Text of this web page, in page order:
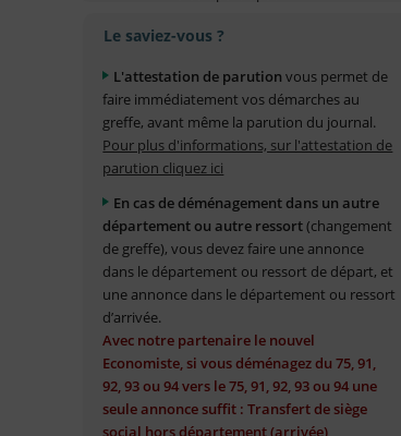
Le saviez-vous ?
L'attestation de parution vous permet de
faire immédiatement vos démarches au
greffe, avant même la parution du journal.
Pour plus d'informations, sur l'attestation de
parution cliquez ici
En cas de déménagement dans un autre
département ou autre ressort(changement
de greffe), vous devez faire une annonce
dans le département ou ressort de départ, et
une annonce dans le département ou ressort
d’arrivée.
Avec notre partenaire le nouvel
Economiste, si vous déménagez du 75, 91,
92, 93 ou 94 vers le 75, 91, 92, 93 ou 94 une
seule annonce suffit : Transfert de siège
social hors département (arrivée)